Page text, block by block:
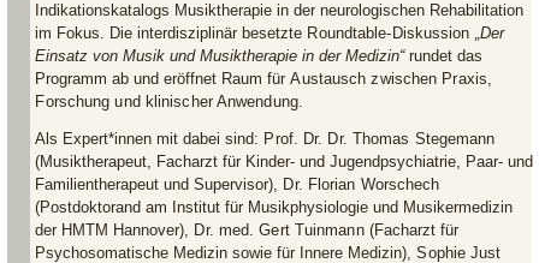
Indikationskatalogs Musiktherapie in der neurologischen Rehabilitation
im Fokus. Die interdisziplinär besetzte Roundtable-Diskussion „Der
Einsatz von Musik und Musiktherapie in der Medizin“rundet das
Programm ab und eröffnet Raum fürAustausch zwischen Praxis,
Forschung und klinischer Anwendung.
Als Expert*innen mit dabei sind: Prof. Dr. Dr. Thomas Stegemann
(Musiktherapeut, Facharzt für Kinder- und Jugendpsychiatrie, Paar- und
Familientherapeut und Supervisor), Dr. Florian Worschech
(Postdoktorand am Institut für Musikphysiologie und Musikermedizin
der HMTM Hannover), Dr. med. Gert Tuinmann (Facharzt für
Psychosomatische Medizin sowie für Innere Medizin),Sophie Just